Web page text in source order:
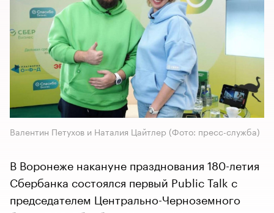
Валентин Петухов и Наталия Цайтлер (Фото: пресс-служба)
В Воронеже накануне празднования 180-летия
Сбербанка состоялся первый Public Talk с
председателем Центрально-Черноземного